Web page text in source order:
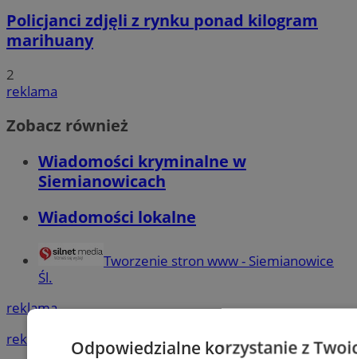
Policjanci zdjęli z rynku ponad kilogram
marihuany
2
reklama
Zobacz również
Wiadomości kryminalne w
Siemianowicach
Wiadomości lokalne
Tworzenie stron www - Siemianowice
Śl.
reklama
reklama
Odpowiedzialne korzystanie z